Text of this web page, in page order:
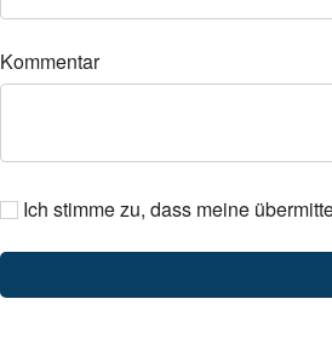
Kommentar
Ich stimme zu, dass meine